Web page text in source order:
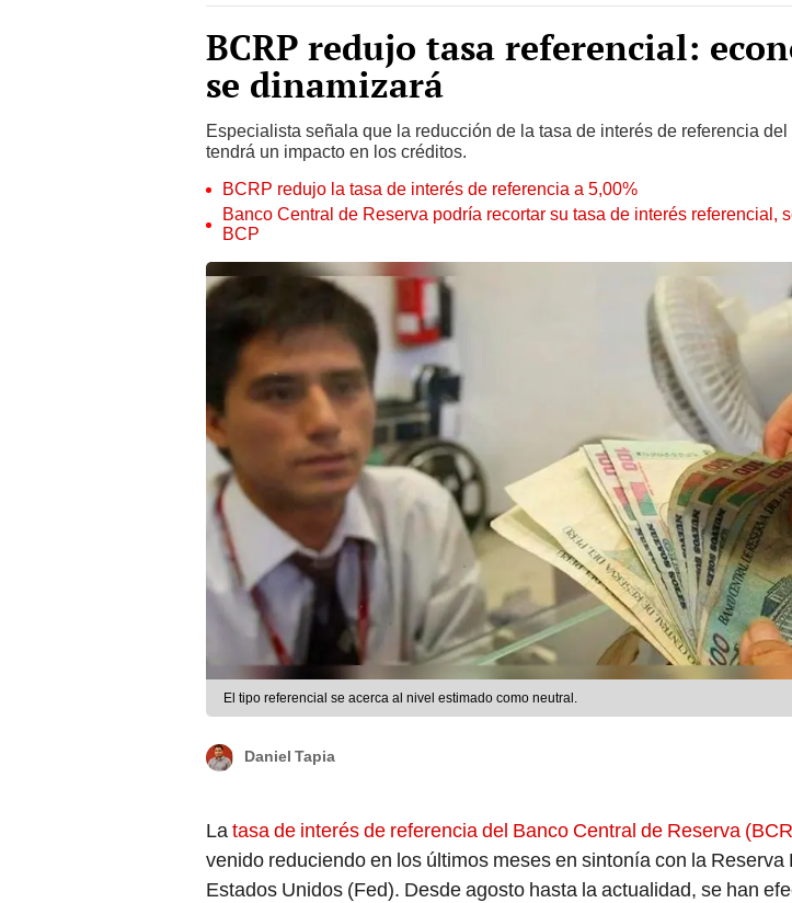
BCRP redujo tasa referencial:
se dinamizará
Especialista señala que la reducción de la tasa de interés de referencia del
tendrá un impacto en los créditos.
BCRP redujo la tasa de interés de referencia a 5,00%
Banco Central de Reserva podría recortar su tasa de interés referencial,
BCP
El tipo referencial se acerca al nivel estimado como neutral.
Daniel Tapia
Latasa de interés de referencia del Banco Central de Reserva
venido reduciendo en los últimos meses en sintonía con la Reserva
Estados Unidos (Fed). Desde agosto hasta la actualidad, se han